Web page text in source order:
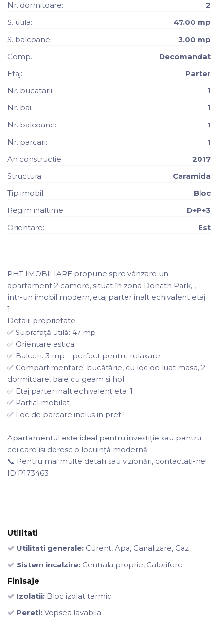
Nr. dormitoare:
2
S. utila:
47.00 mp
S. balcoane:
3.00 mp
Comp.:
Decomandat
Etaj:
Parter
Nr. bucatarii:
1
Nr. bai:
1
Nr. balcoane:
1
Nr. parcari:
1
An constructie:
2017
Structura:
Caramida
Tip imobil:
Bloc
Regim inaltime:
D+P+3
Orientare:
Est
PHT IMOBILIARE propune spre vânzare un
apartament 2 camere, situat în zona Donath Park, ,
într-un imobil modern, etaj parter inalt echivalent etaj
1.
Detalii proprietate:
✅ Suprafață utilă: 47 mp
✅ Orientare estica
✅ Balcon: 3 mp – perfect pentru relaxare
✅ Compartimentare: bucătărie, cu loc de luat masa, 2
dormitoare, baie cu geam si hol
✅ Etaj parter inalt echivalent etaj 1
✅ Partial mobilat
✅ Loc de parcare inclus in pret !
Apartamentul este ideal pentru investiție sau pentru
cei care își doresc o locuință modernă.
📞 Pentru mai multe detalii sau vizionări, contactați-ne!
ID P173463
Utilitati
Utilitati generale: Curent, Apa, Canalizare, Gaz
Sistem incalzire: Centrala proprie, Calorifere
Finisaje
Izolatii: Bloc izolat termic
Pereti: Vopsea lavabila